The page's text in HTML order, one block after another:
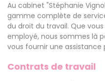
Au cabinet "Stéphanie
gamme complète de
du droit du travail. Que
employé, nous sommes là
vous fournir une assistance
Contrats de travail